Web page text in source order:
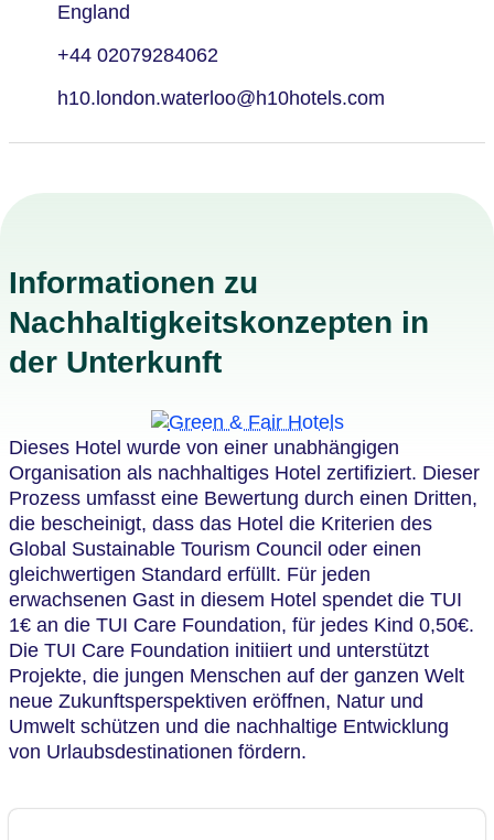
England
+44 02079284062
h10.london.waterloo@h10hotels.com
Informationen zu
Nachhaltigkeitskonzepten in
der Unterkunft
Dieses Hotel wurde von einer unabhängigen
Organisation als nachhaltiges Hotel zertifiziert. Dieser
Prozess umfasst eine Bewertung durch einen Dritten,
die bescheinigt, dass das Hotel die Kriterien des
Global Sustainable Tourism Council oder einen
gleichwertigen Standard erfüllt. Für jeden
erwachsenen Gast in diesem Hotel spendet die TUI
1€ an die TUI Care Foundation, für jedes Kind 0,50€.
Die TUI Care Foundation initiiert und unterstützt
Projekte, die jungen Menschen auf der ganzen Welt
neue Zukunftsperspektiven eröffnen, Natur und
Umwelt schützen und die nachhaltige Entwicklung
von Urlaubsdestinationen fördern.